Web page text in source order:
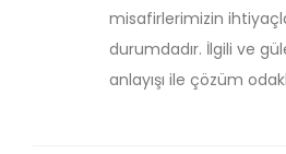
misafirlerimizin
durumdadır. İlgili ve
anlayışı ile çözüm